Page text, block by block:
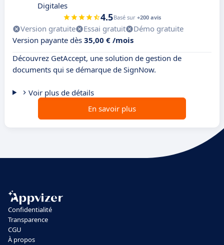
Digitales
4.5Basé sur +200 avis
Version gratuite Essai gratuit
Démo gratuite
Version payante dès 35,00 € /mois
Découvrez GetAccept, une solution de gestion de
documents qui se démarque de SignNow.
Voir plus de détails
En savoir plus
Confidentialité
Transparence
CGU
À propos